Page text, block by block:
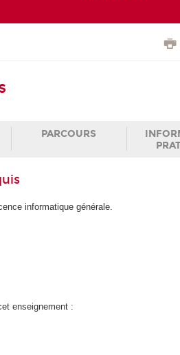
PARCOURS
informatique générale.
enseignement :